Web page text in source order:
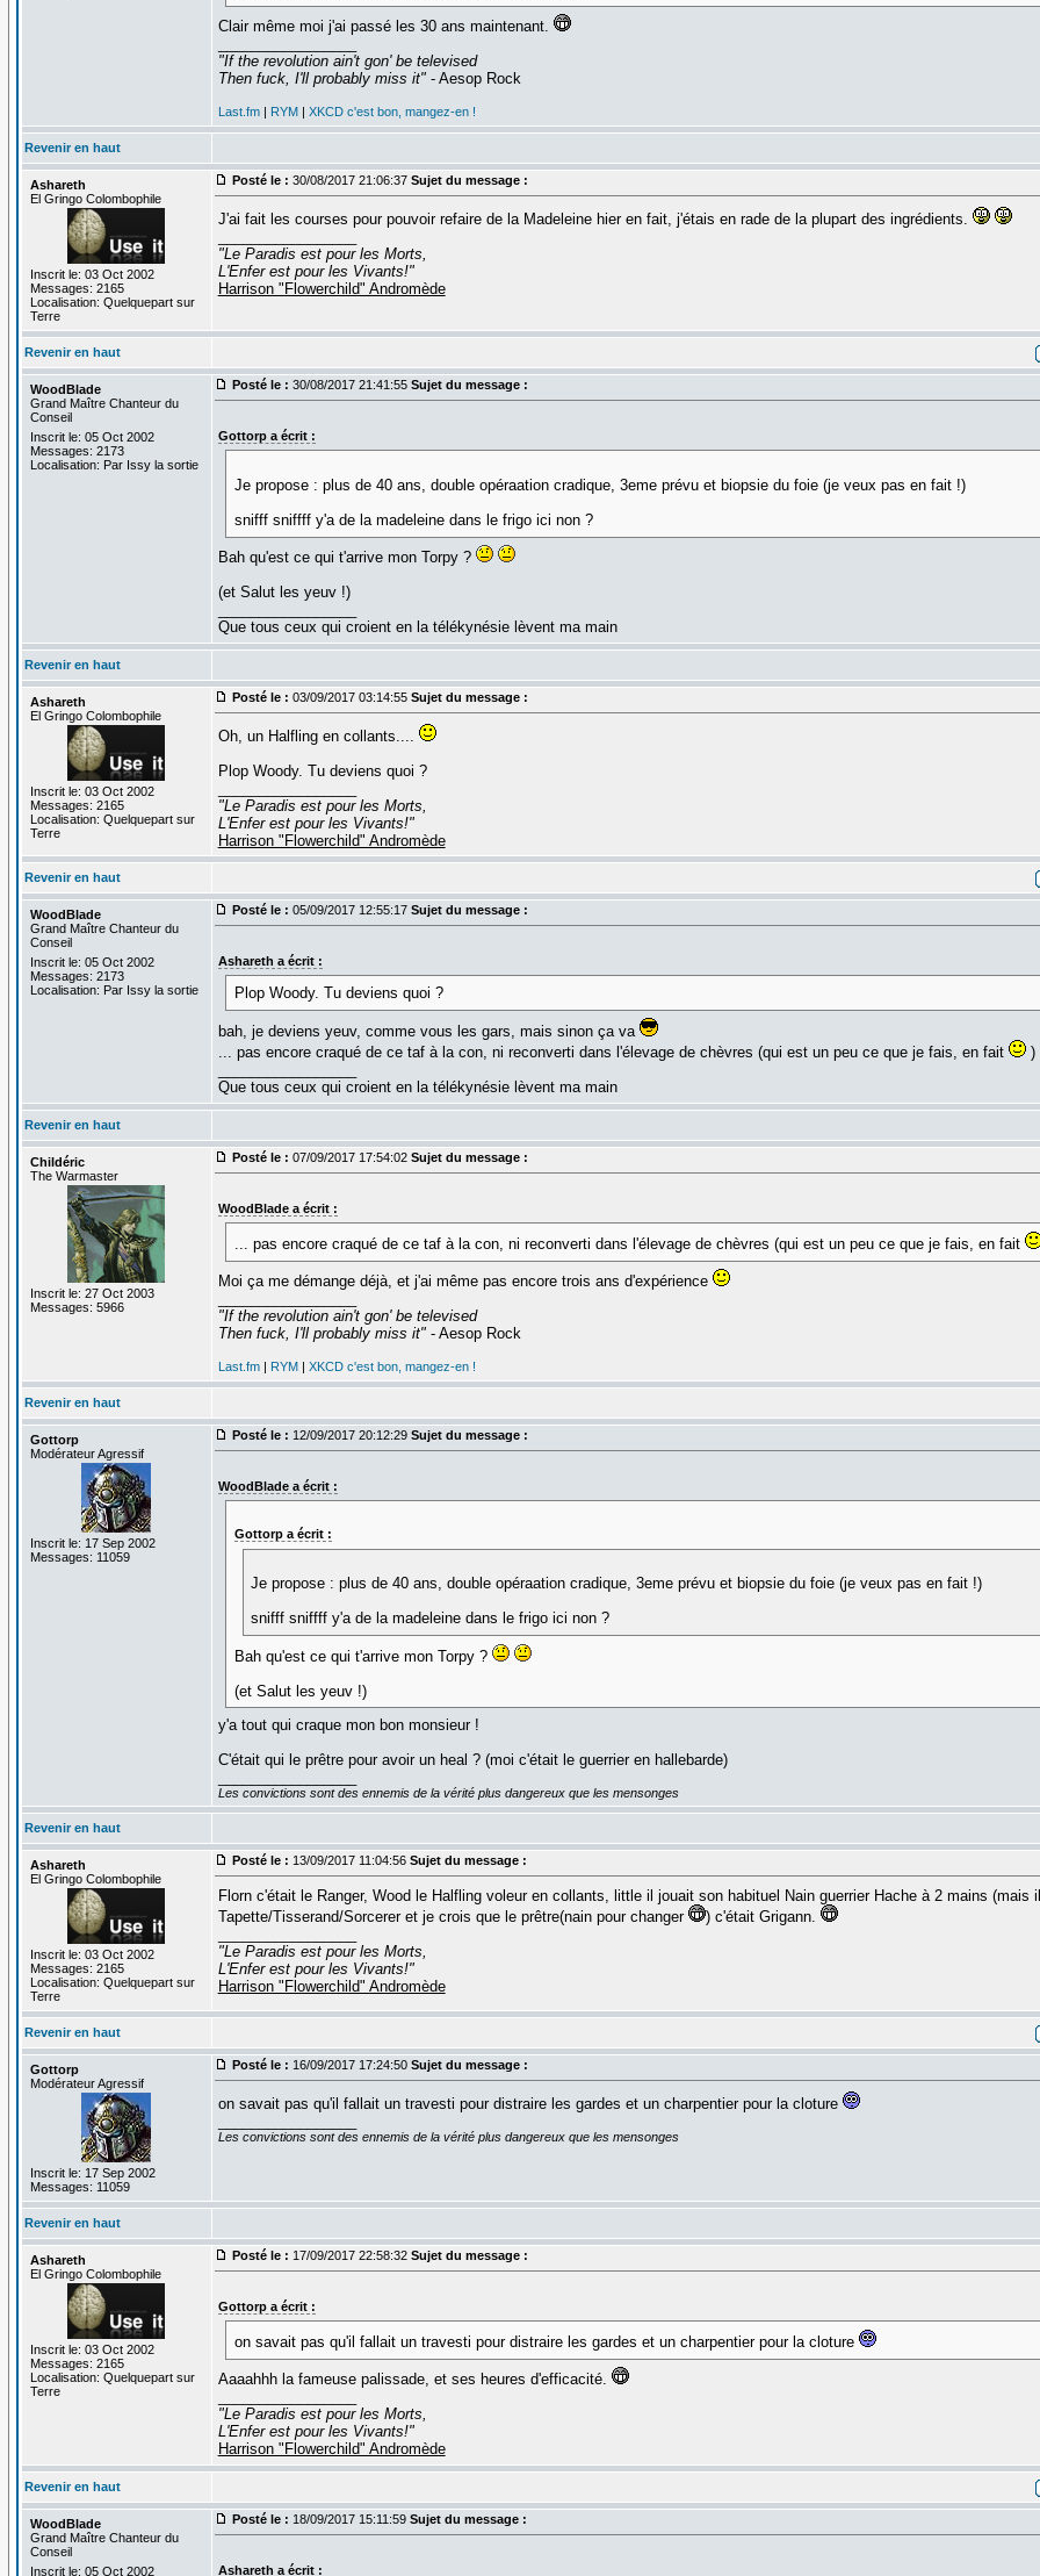
Clair même moi j'ai passé les 30 ans maintenant.
"If the revolution ain't gon' be televised
Then fuck, I'll probably miss it"- Aesop Rock
Last.fm| RYM XKCD c'est bon, mangez-en !
Revenir en haut
Ashareth
El Gringo Colombophile
Inscrit le: 03 Oct 2002
Messages: 2165
Localisation: Quelquepart sur
Terre
Posté le : 30/08/2017 21:06:37 Sujet du message :
J'ai fait les courses pour pouvoir refaire de la Madeleine hier en fait, j'étais en rade de la plupart des ingrédients.
"Le Paradis est pour les Morts,
L'Enfer est pour les Vivants!"
Harrison "Flowerchild" Andromède
Revenir en haut
WoodBlade
Grand Maître Chanteur du
Conseil
Inscrit le: 05 Oct 2002
Messages: 2173
Localisation: Par Issy la sortie
Posté le : 30/08/2017 21:41:55 Sujet du message :
Gottorp a écrit :
Je propose : plus de 40 ans, double opéraation cradique, 3eme prévu et biopsie du foie (je veux pas en fait !)
snifff sniffff y'a de la madeleine dans le frigo ici non ?
Bah qu'est ce qui t'arrive mon Torpy ?
(et Salut les yeuv !)
Que tous ceux qui croient en la télékynésie lèvent ma main
Revenir en haut
Ashareth
El Gringo Colombophile
Inscrit le: 03 Oct 2002
Messages: 2165
Localisation: Quelquepart sur
Terre
Posté le : 03/09/2017 03:14:55 Sujet du message :
Oh, un Halfling en collants....
Plop Woody. Tu deviens quoi ?
"Le Paradis est pour les Morts,
L'Enfer est pour les Vivants!"
Harrison "Flowerchild" Andromède
Revenir en haut
WoodBlade
Grand Maître Chanteur du
Conseil
Inscrit le: 05 Oct 2002
Messages: 2173
Localisation: Par Issy la sortie
Posté le : 05/09/2017 12:55:17 Sujet du message :
Ashareth a écrit :
Plop Woody. Tu deviens quoi ?
bah, je deviens yeuv, comme vous les gars, mais sinon ça va
... pas encore craqué de ce taf à la con, ni reconverti dans l'élevage de chèvres (qui est un peu ce que je fais, en fait
)
Que tous ceux qui croient en la télékynésie lèvent ma main
Revenir en haut
Childéric
The Warmaster
Inscrit le: 27 Oct 2003
Messages: 5966
Posté le : 07/09/2017 17:54:02 Sujet du message :
WoodBlade a écrit :
... pas encore craqué de ce taf à la con, ni reconverti dans l'élevage de chèvres (qui est un peu ce que je fais, en fait
Moi ça me démange déjà, et j'ai même pas encore trois ans d'expérience
"If the revolution ain't gon' be televised
Then fuck, I'll probably miss it"- Aesop Rock
Last.fm| RYM XKCD c'est bon, mangez-en !
Revenir en haut
Gottorp
Modérateur Agressif
Inscrit le: 17 Sep 2002
Messages: 11059
Posté le : 12/09/2017 20:12:29 Sujet du message :
WoodBlade a écrit :
Gottorp a écrit :
Je propose : plus de 40 ans, double opéraation cradique, 3eme prévu et biopsie du foie (je veux pas en fait !)
snifff sniffff y'a de la madeleine dans le frigo ici non ?
Bah qu'est ce qui t'arrive mon Torpy ?
(et Salut les yeuv !)
y'a tout qui craque mon bon monsieur !
C'était qui le prêtre pour avoir un heal ? (moi c'était le guerrier en hallebarde)
Les convictions sont des ennemis de la vérité plus dangereux que les mensonges
Revenir en haut
Ashareth
El Gringo Colombophile
Inscrit le: 03 Oct 2002
Messages: 2165
Localisation: Quelquepart sur
Terre
Posté le : 13/09/2017 11:04:56 Sujet du message :
Florn c'était le Ranger, Wood le Halfling voleur en collants, little il jouait son habituel Nain guerrier Hache à 2 mains
Tapette/Tisserand/Sorcerer et je crois que le prêtre(nain pour changer
) c'était Grigann.
"Le Paradis est pour les Morts,
L'Enfer est pour les Vivants!"
Harrison "Flowerchild" Andromède
Revenir en haut
Gottorp
Modérateur Agressif
Inscrit le: 17 Sep 2002
Messages: 11059
Posté le : 16/09/2017 17:24:50 Sujet du message :
on savait pas qu'il fallait un travesti pour distraire les gardes et un charpentier pour la cloture
Les convictions sont des ennemis de la vérité plus dangereux que les mensonges
Revenir en haut
Ashareth
El Gringo Colombophile
Inscrit le: 03 Oct 2002
Messages: 2165
Localisation: Quelquepart sur
Terre
Posté le : 17/09/2017 22:58:32 Sujet du message :
Gottorp a écrit :
on savait pas qu'il fallait un travesti pour distraire les gardes et un charpentier pour la cloture
Aaaahhh la fameuse palissade, et ses heures d'efficacité.
"Le Paradis est pour les Morts,
L'Enfer est pour les Vivants!"
Harrison "Flowerchild" Andromède
Revenir en haut
WoodBlade
Grand Maître Chanteur du
Conseil
Inscrit le: 05 Oct 2002
Posté le : 18/09/2017 15:11:59 Sujet du message :
Ashareth a écrit :